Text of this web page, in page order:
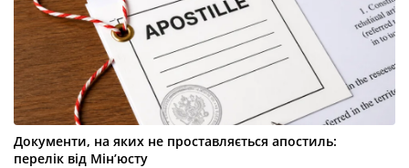
Документи, на яких не проставляється апостиль:
перелік від Мін’юсту